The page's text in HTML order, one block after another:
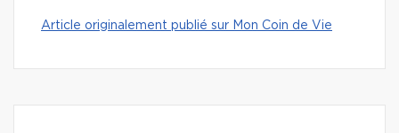
Article originalement publié sur Mon Coin de Vie